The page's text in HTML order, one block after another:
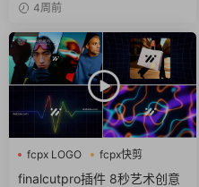
4周前
fcpx LOGO
fcpx快剪
fcpx视频开场
finalcutpro插件 8秒艺术创意